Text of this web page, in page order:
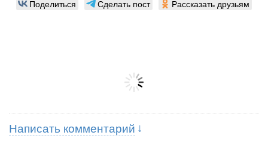
Поделиться Сделать пост Рассказать друзьям
Написать комментарий